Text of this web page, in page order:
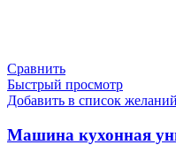
Сравнить
Быстрый просмотр
Добавить в список желаний
Машина кухонная